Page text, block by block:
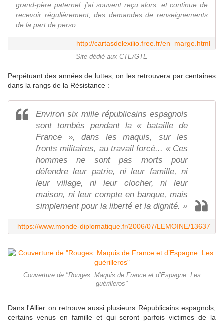
grand-père paternel, j'ai souvent reçu alors, et continue de
recevoir régulièrement, des demandes de renseignements
de la part de perso...
http://cartasdelexilio.free.fr/en_marge.html
Site dédié aux CTE/GTE
Perpétuant des années de luttes, on les retrouvera par centaines
dans la rangs de la Résistance :
Environ six mille républicains espagnols
sont tombés pendant la « bataille de
France », dans les maquis, sur les
fronts militaires, au travail forcé... « Ces
hommes ne sont pas morts pour
défendre leur patrie, ni leur famille, ni
leur village, ni leur clocher, ni leur
maison, ni leur compte en banque, mais
simplement pour la liberté et la dignité. »
https://www.monde-diplomatique.fr/2006/07/LEMOINE/13637
Couverture de "Rouges. Maquis de France et d’Espagne. Les
guérilleros"
Dans l'Allier on retrouve aussi plusieurs Républicains espagnols,
certains venus en famille et qui seront parfois victimes de la